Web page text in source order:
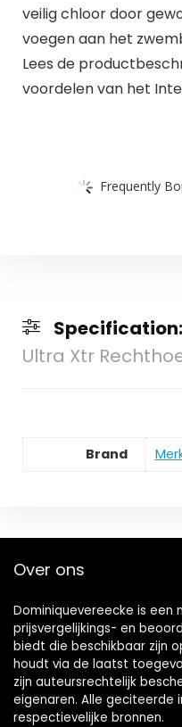
veilig chloor door
voegen aan het
Lees de
voordelen van het
Frequently
Specification:
Ultra Xtr
Brand
Over ons
Dominiquevereecke is een
prijsvergelijkings- en
biedt die beschikbaar zijn
houdt via de laatst
zijn auteursrechtelijk
eigenaren. Alle geciteerde
respectievelijke bronnen.